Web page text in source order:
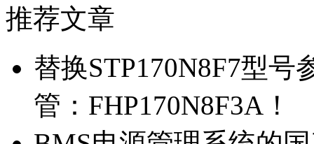
推荐文章
替换STP170N8F7型
管：FHP170N8F3A！